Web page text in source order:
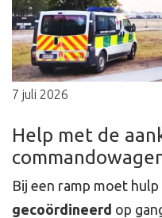
7 juli 2026
Help met de
Bij een ramp moet hulp
gecoördineerd op